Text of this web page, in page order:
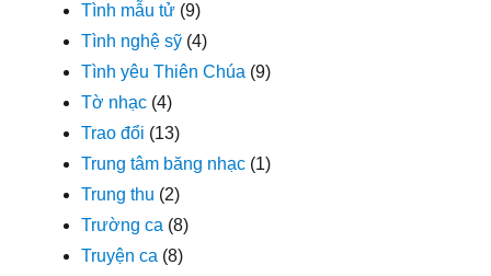
Tình mẫu tử (9)
Tình nghệ sỹ (4)
Tình yêu Thiên Chúa (9)
Tờ nhạc (4)
Trao đổi (13)
Trung tâm băng nhạc (1)
Trung thu (2)
Trường ca (8)
Truyện ca (8)